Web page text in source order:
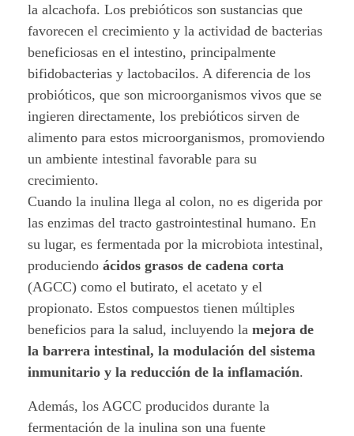
b
i
ó
t
i
c
o
.
la alcachofa. Los prebióticos son sustancias que
favorecen el crecimiento y la actividad de bacterias
beneficiosas en el intestino, principalmente
bifidobacterias y lactobacilos. A diferencia de los
probióticos, que son microorganismos vivos que se
ingieren directamente, los prebióticos sirven de
alimento para estos microorganismos, promoviendo
un ambiente intestinal favorable para su
crecimiento.
Cuando la inulina llega al colon, no es digerida por
las enzimas del tracto gastrointestinal humano. En
su lugar, es fermentada por la microbiota intestinal,
produciendo ácidos grasos de cadena corta
(AGCC) como el butirato, el acetato y el
propionato. Estos compuestos tienen múltiples
beneficios para la salud, incluyendo la mejora de
la barrera intestinal, la modulación del sistema
inmunitario y la reducción de la inflamación.
Además, los AGCC producidos durante la
fermentación de la inulina son una fuente